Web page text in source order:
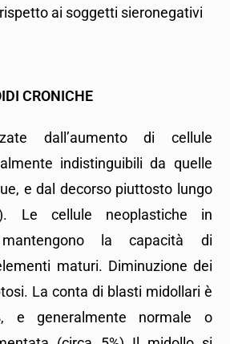
ai soggetti sieronegativi
CRONICHE
dall’aumento di cellule
indistinguibili da quelle
e dal decorso piuttosto lungo
Le cellule neoplastiche in
mantengono la capacità di
maturi. Diminuzione dei
La conta di blasti midollari è
e generalmente normale o